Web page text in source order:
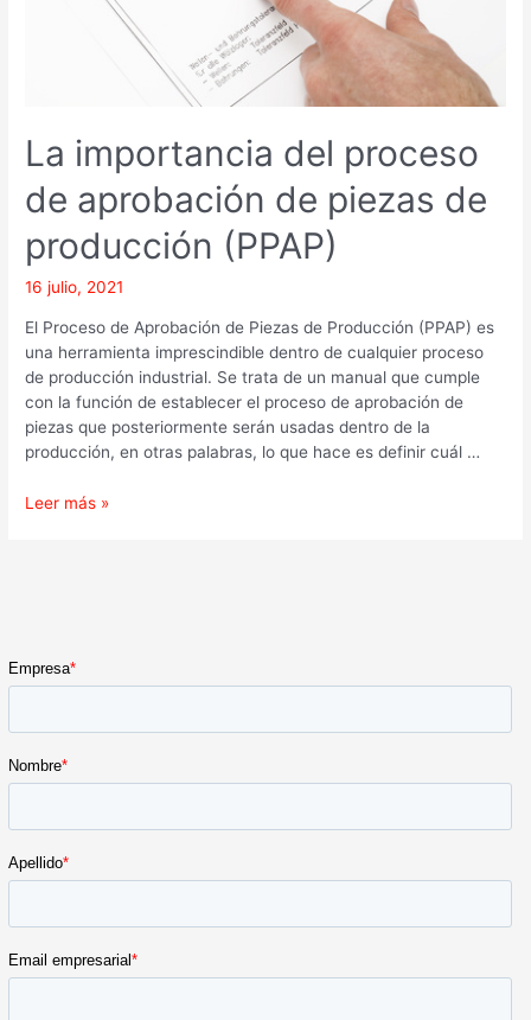
La importancia del proceso
de aprobación de piezas de
producción (PPAP)
16 julio, 2021
El Proceso de Aprobación de Piezas de Producción (PPAP) es
una herramienta imprescindible dentro de cualquier proceso
de producción industrial. Se trata de un manual que cumple
con la función de establecer el proceso de aprobación de
piezas que posteriormente serán usadas dentro de la
producción, en otras palabras, lo que hace es definir cuál …
Leer más »